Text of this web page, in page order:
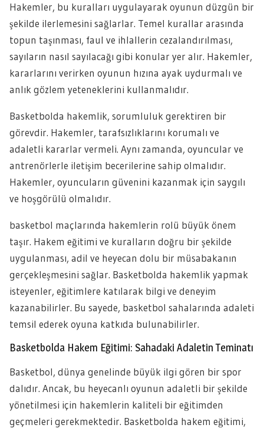
Hakemler, bu kuralları uygulayarak oyunun düzgün bir
şekilde ilerlemesini sağlarlar. Temel kurallar arasında
topun taşınması, faul ve ihlallerin cezalandırılması,
sayıların nasıl sayılacağı gibi konular yer alır. Hakemler,
kararlarını verirken oyunun hızına ayak uydurmalı ve
anlık gözlem yeteneklerini kullanmalıdır.
Basketbolda hakemlik, sorumluluk gerektiren bir
görevdir. Hakemler, tarafsızlıklarını korumalı ve
adaletli kararlar vermeli. Aynı zamanda, oyuncular ve
antrenörlerle iletişim becerilerine sahip olmalıdır.
Hakemler, oyuncuların güvenini kazanmak için saygılı
ve hoşgörülü olmalıdır.
basketbol maçlarında hakemlerin rolü büyük önem
taşır. Hakem eğitimi ve kuralların doğru bir şekilde
uygulanması, adil ve heyecan dolu bir müsabakanın
gerçekleşmesini sağlar. Basketbolda hakemlik yapmak
isteyenler, eğitimlere katılarak bilgi ve deneyim
kazanabilirler. Bu sayede, basketbol sahalarında adaleti
temsil ederek oyuna katkıda bulunabilirler.
Basketbolda Hakem Eğitimi: Sahadaki Adaletin Teminatı
Basketbol, dünya genelinde büyük ilgi gören bir spor
dalıdır. Ancak, bu heyecanlı oyunun adaletli bir şekilde
yönetilmesi için hakemlerin kaliteli bir eğitimden
geçmeleri gerekmektedir. Basketbolda hakem eğitimi,